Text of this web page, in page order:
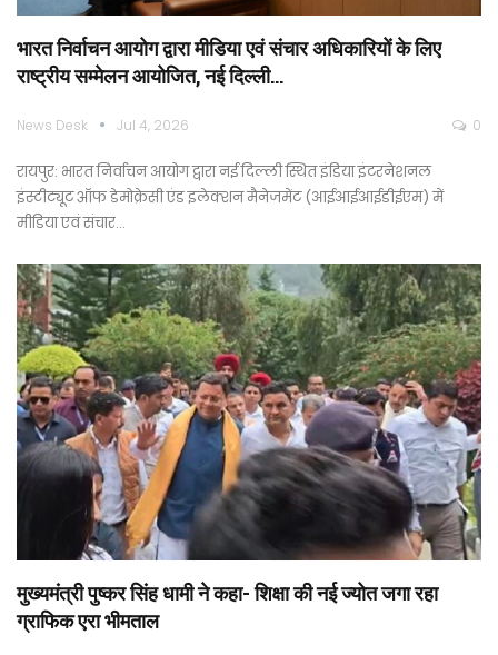
भारत निर्वाचन आयोग द्वारा मीडिया एवं संचार अधिकारियों के लिए
राष्ट्रीय सम्मेलन आयोजित, नई दिल्ली…
News Desk Jul 4, 2026 0
रायपुर: भारत निर्वाचन आयोग द्वारा नई दिल्ली स्थित इंडिया इंटरनेशनल
इंस्टीट्यूट ऑफ डेमोक्रेसी एंड इलेक्शन मैनेजमेंट (आईआईआईडीईएम) में
मीडिया एवं संचार…
मुख्यमंत्री पुष्कर सिंह धामी ने कहा- शिक्षा की नई ज्योत जगा रहा
ग्राफिक एरा भीमताल